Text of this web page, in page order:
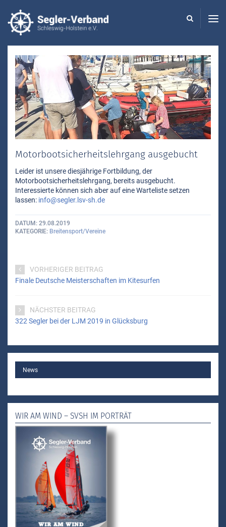
Motorbootsicherheitslehrgang ausgebucht
Leider ist unsere diesjährige Fortbildung, der
Motorbootsicherheitslehrgang, bereits ausgebucht.
Interessierte können sich aber auf eine Warteliste setzen
lassen: info@segler.lsv-sh.de
DATUM 29.08.2019
KATEGORIE Breitensport/Vereine
VORHERIGER BEITRAG
Finale Deutsche Meisterschaften im Kitesurfen
NÄCHSTER BEITRAG
322 Segler bei der LJM 2019 in Glücksburg
MAINNews
WIR AM WIND – SVSH IM PORTRÄT